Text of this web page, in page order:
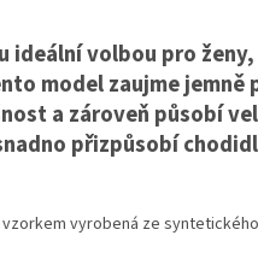
ideální volbou pro
model zaujme
a zároveň působí
přizpůsobí
vyrobená ze